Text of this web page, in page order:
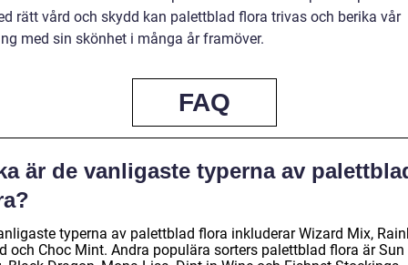
rätt vård och skydd kan palettblad flora trivas och berika vår
med sin skönhet i många år framöver.
FAQ
är de vanligaste typerna av
typerna av palettblad flora inkluderar Wizard Mix,
och Choc Mint. Andra populära sorters palettblad flora är Sun